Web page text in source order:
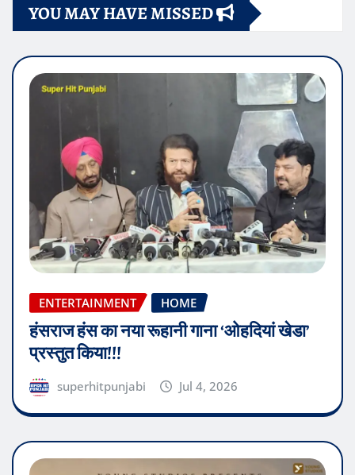
YOU MAY HAVE MISSED
ENTERTAINMENT HOME
हंसराज हंस का नया रूहानी गाना ‘ओहदियां खेडा’
प्रस्तुत किया!!!
superhitpunjabi Jul 4, 2026